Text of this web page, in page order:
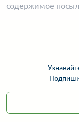
содержимое